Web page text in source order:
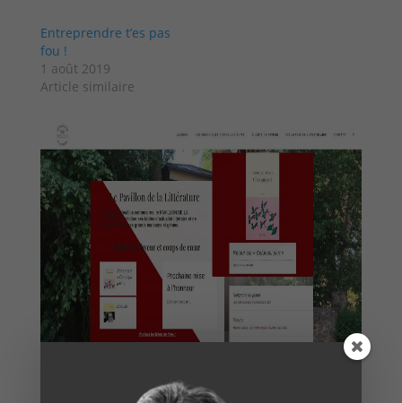
Entreprendre t’es pas
fou !
1 août 2019
Article similaire